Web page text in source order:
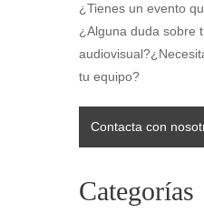
¿Tienes un evento
¿Alguna duda sobre
tu equipo?
Contacta con
Categorías